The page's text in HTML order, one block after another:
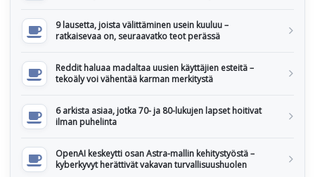
9 lausetta, joista välittäminen usein kuuluu –
ratkaisevaa on, seuraavatko teot perässä
Reddit haluaa madaltaa uusien käyttäjien esteitä –
tekoäly voi vähentää karman merkitystä
6 arkista asiaa, jotka 70- ja 80-lukujen lapset hoitivat
ilman puhelinta
OpenAI keskeytti osan Astra-mallin kehitystyöstä –
kyberkyvyt herättivät vakavan turvallisuushuolen